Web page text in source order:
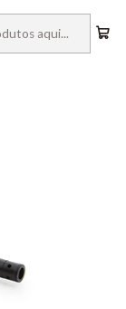
Sensores c/ Fios